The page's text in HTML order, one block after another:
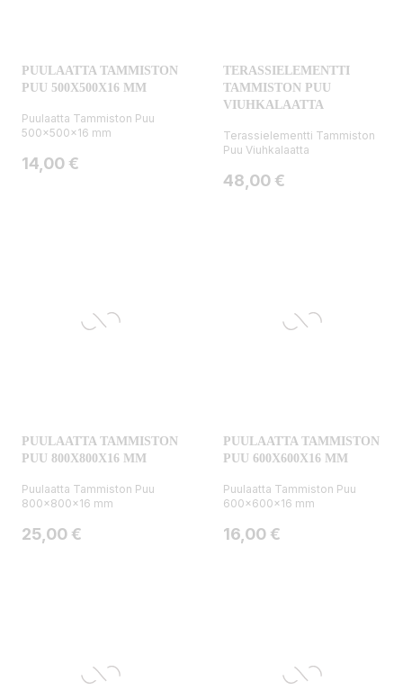
PUULAATTA TAMMISTON
PUU 500X500X16 MM
Puulaatta Tammiston Puu
500x500x16 mm
Hinta
14,00 €
TERASSIELEMENTTI
TAMMISTON PUU
VIUHKALAATTA
Terassielementti Tammiston
Puu Viuhkalaatta
Hinta
48,00 €
PUULAATTA TAMMISTON
PUU 800X800X16 MM
Puulaatta Tammiston Puu
800x800x16 mm
Hinta
25,00 €
PUULAATTA TAMMISTON
PUU 600X600X16 MM
Puulaatta Tammiston Puu
600x600x16 mm
Hinta
16,00 €